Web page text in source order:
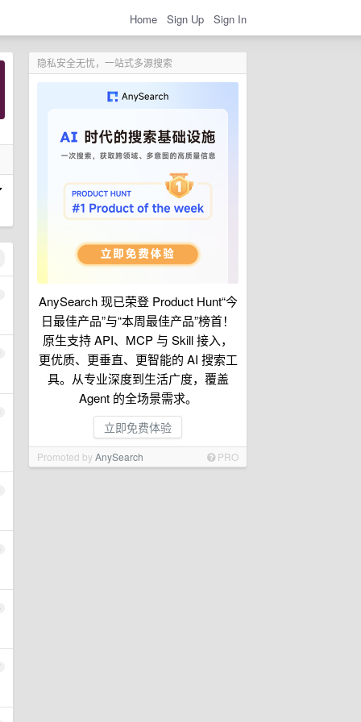
Home Sign Up Sign In
隐私安全无忧，一站式多源搜索
AnySearch 现已荣登 Product Hunt“今
日最佳产品”与“本周最佳产品”榜首！
原生支持 API、MCP 与 Skill 接入，
更优质、更垂直、更智能的 AI 搜索工
具。从专业深度到生活广度，覆盖
Agent 的全场景需求。
立即免费体验
Promoted byAnySearch PRO